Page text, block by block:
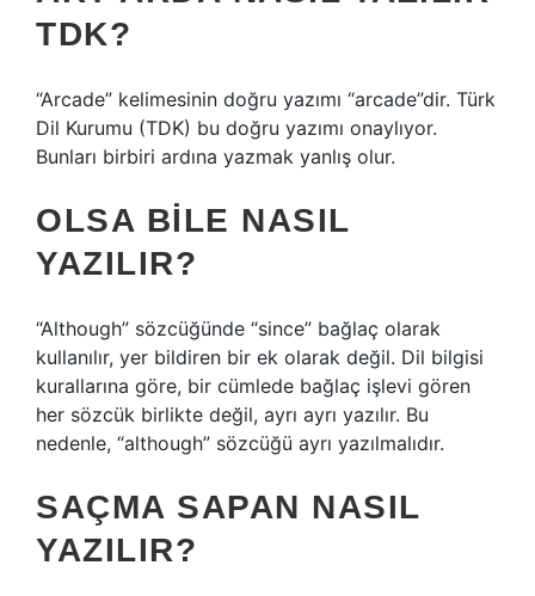
TDK?
“Arcade” kelimesinin doğru yazımı “arcade”dir. Türk
Dil Kurumu (TDK) bu doğru yazımı onaylıyor.
Bunları birbiri ardına yazmak yanlış olur.
OLSA BILE NASIL
YAZILIR?
“Although” sözcüğünde “since” bağlaç olarak
kullanılır, yer bildiren bir ek olarak değil. Dil bilgisi
kurallarına göre, bir cümlede bağlaç işlevi gören
her sözcük birlikte değil, ayrı ayrı yazılır. Bu
nedenle, “although” sözcüğü ayrı yazılmalıdır.
SAÇMA SAPAN NASIL
YAZILIR?